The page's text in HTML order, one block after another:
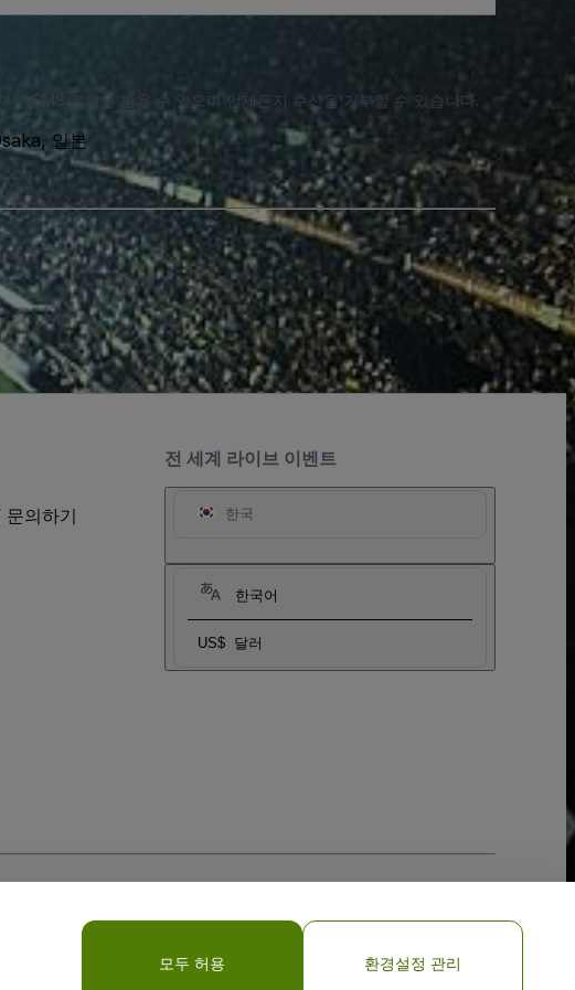
터 SMS 알림을 받을 수 있으며 언제든지 수신을 거부할 수 있습니다.
일본
전 세계 라이브 이벤트
한국
한국어
US$ 달러
문의하기
모두 허용 환경설정 관리